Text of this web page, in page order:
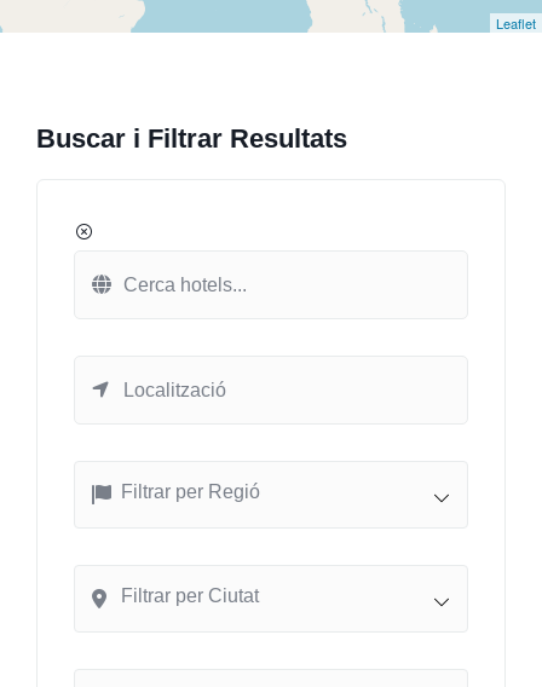
Leaflet
Buscar i Filtrar Resultats
Filtrar per Regió
Filtrar per Ciutat